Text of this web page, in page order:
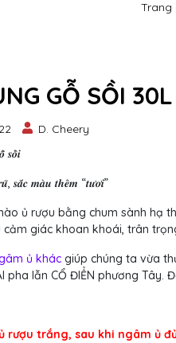
Trang
GỖ SỒI
D. Cheery
𝒔𝒐̂̀𝒊
𝒔𝒂̆́𝒄 𝒎𝒂̀𝒖 𝒕𝒉𝒆̂𝒎 “𝒕𝒖̛𝒐̛𝒊”
ủ rượu bằng chum sành hạ
giác khoan khoái, trân
ủ khác giúp chúng ta vừa
pha lẫn CỔ ĐIỂN phương
rượu trắng, sau khi ngâm ủ